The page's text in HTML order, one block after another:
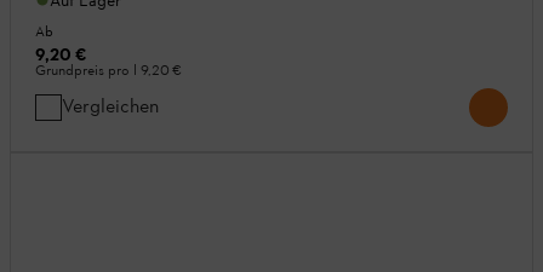
Ab
9,20 €
Grundpreis pro l 9,20 €
Vergleichen